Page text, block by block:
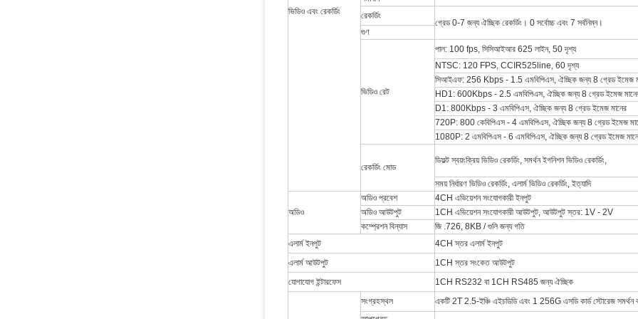
ভিডিও এবং রেকর্ডিং
রেকর্ডিং
গ্রেড 0-7 জন্য ঐচ্ছিক রেকর্ডিং। 0 সর্বোচ্চ এবং 7 সর্বনিম্ন।
গুণ
ভিডিও রেট
পাল: 100 fps, সিসিআইআর 625 লাইন, 50 দৃশ্য
NTSC: 120 FPS, CCIR525line, 60 দৃশ্য
সিআইএফ: 256 Kbps - 1.5 এমবিপিএস, ঐচ্ছিক জন্য 8 গ্রেড ইমেজ
HD1: 600Kbps - 2.5 এমবিপিএস, ঐচ্ছিক জন্য 8 গ্রেড ইমেজ
D1: 800Kbps - 3 এমবিপিএস, ঐচ্ছিক জন্য 8 গ্রেড ইমেজ মানের
720P: 800 কেবিপিএস - 4 এমবিপিএস, ঐচ্ছিক জন্য 8 গ্রেড ইমেজ
1080P: 2 এমবিপিএস - 6 এমবিপিএস, ঐচ্ছিক জন্য 8 গ্রেড ইমেজ
রেকর্ডিং মোড
ডিফল্ট স্বয়ংক্রিয় ভিডিও রেকর্ডিং, সমর্থন ইগনিশন ভিডিও রেকর্ডিং,
সময় নির্ধারণ ভিডিও রেকর্ডিং, এলার্ম ভিডিও রেকর্ডিং, ইত্যাদি
অডিও
অডিও প্রবেশ
4CH এভিয়েশন সংযোগকারী ইনপুট
অডিও আউটপুট
1CH এভিয়েশন সংযোগকারী আউটপুট, আউটপুট স্তর: 1V - 2V
কম্প্রেশন বিন্যাস
জি .726, 8KB / গুলি জন্য গতি
এলার্ম ইনপুট
4CH স্তর এলার্ম ইনপুট
এলার্ম আউটপুট
1CH স্তর সংকেত আউটপুট
যোগাযোগ ইন্টারফেস
1CH RS232 বা 1CH RS485 জন্য ঐচ্ছিক
সংগ্রহস্থল
একটি 2T 2.5-ইঞ্চি এইচডিডি এবং 1 256G এসডি কার্ড স্টোরেজ সমর্থন